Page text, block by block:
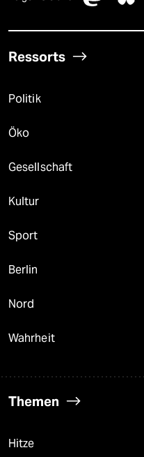
Ressorts
Politik
Öko
Gesellschaft
Kultur
Sport
Berlin
Nord
Wahrheit
Themen
Hitze